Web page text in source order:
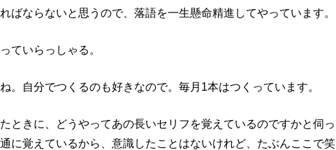
ばならないと思うので、落語を一生懸命精進してやっています。
ていらっしゃる。
。自分でつくるのも好きなので。毎月1本はつくっています。
ときに、どうやってあの長いセリフを覚えているのですかと伺っ
に覚えているから、意識したことはないけれど、たぶんここで笑